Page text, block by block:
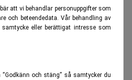
att vi behandlar personuppgifter som
och beteendedata. Vår behandling av
eller berättigat intresse som
och stäng” så samtycker du
en kritisk massa av globalt
företag för att bibehålla dess
nästa nivå på utvecklingen,
Times.
intresse från private equity-